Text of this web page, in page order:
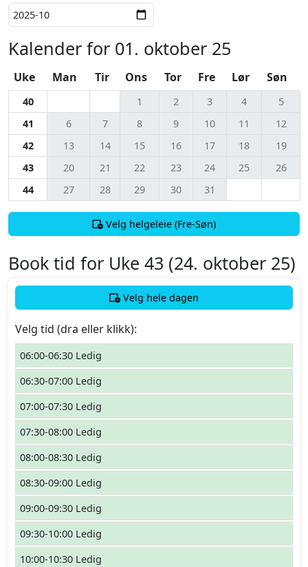
Kalender for 01. oktober 25
Uke Man Tir Ons Tor Fre Lør Søn
40 1 2 3 4
5
41
6 7 8 9 10 11
12
42
13 14 15 16 17 18
19
43
20 21 22 23 24 25
26
44
27 28 29 30 31
Velg helgeleie (Fre-Søn)
Book tid for Uke 43 (24. oktober 25)
Velg hele dagen
Velg tid (dra eller klikk):
06:00-06:30 Ledig
06:30-07:00 Ledig
07:00-07:30 Ledig
07:30-08:00 Ledig
08:00-08:30 Ledig
08:30-09:00 Ledig
09:00-09:30 Ledig
09:30-10:00 Ledig
10:00-10:30 Ledig